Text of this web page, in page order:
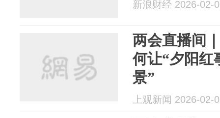
新浪财经 2026-02-
两会直播间
何让“夕阳红
景”
上观新闻 2026-02-